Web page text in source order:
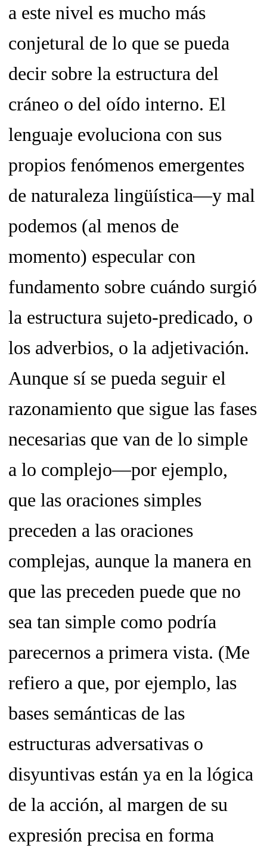
a este nivel es mucho más
conjetural de lo que se pueda
decir sobre la estructura del
cráneo o del oído interno. El
lenguaje evoluciona con sus
propios fenómenos emergentes
de naturaleza lingüística—y mal
podemos (al menos de
momento) especular con
fundamento sobre cuándo surgió
la estructura sujeto-predicado, o
los adverbios, o la adjetivación.
Aunque sí se pueda seguir el
razonamiento que sigue las fases
necesarias que van de lo simple
a lo complejo—por ejemplo,
que las oraciones simples
preceden a las oraciones
complejas, aunque la manera en
que las preceden puede que no
sea tan simple como podría
parecernos a primera vista. (Me
refiero a que, por ejemplo, las
bases semánticas de las
estructuras adversativas o
disyuntivas están ya en la lógica
de la acción, al margen de su
expresión precisa en forma